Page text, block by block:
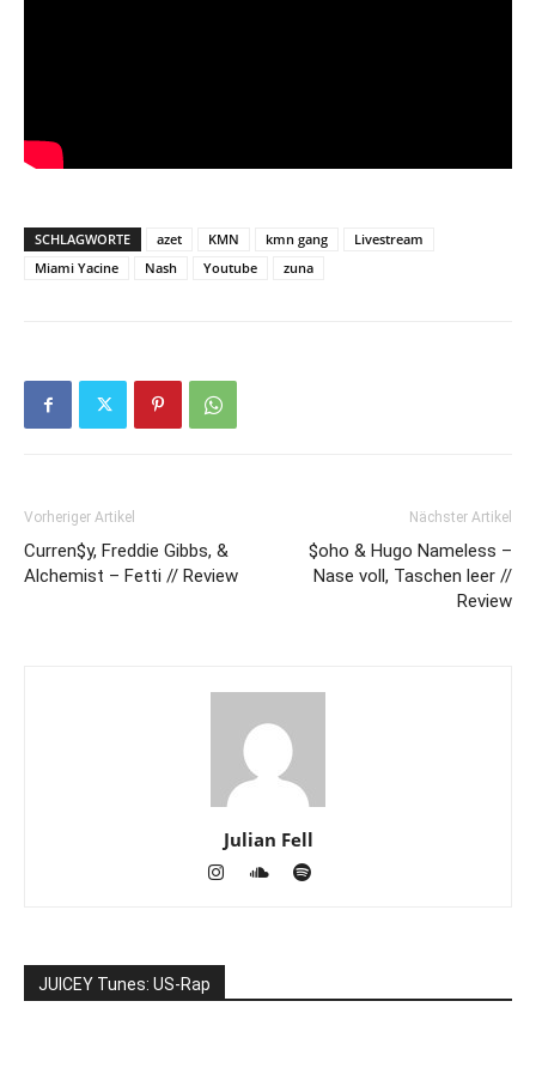
SCHLAGWORTE azet KMN kmn gang
Livestream
Miami Yacine
Nash Youtube zuna
Vorheriger Artikel
Curren$y, Freddie Gibbs, &
Alchemist – Fetti // Review
Nächster Artikel
$oho & Hugo Nameless –
Nase voll, Taschen leer //
Review
Julian Fell
JUICEY Tunes: US-Rap